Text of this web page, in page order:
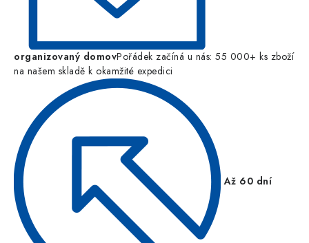
organizovaný domovPořádek začíná u nás: 55 000+ ks zboží
na našem skladě k okamžité expedici
Až 60 dní